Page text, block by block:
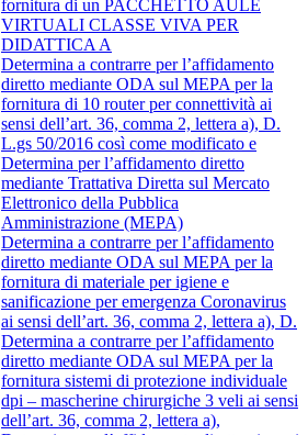
fornitura di un PACCHETTO AULE
VIRTUALI CLASSE VIVA PER
DIDATTICA A
Determina a contrarre per l’affidamento
diretto mediante ODA sul MEPA per la
fornitura di 10 router per connettività ai
sensi dell’art. 36, comma 2, lettera a), D.
L.gs 50/2016 così come modificato e
Determina per l’affidamento diretto
mediante Trattativa Diretta sul Mercato
Elettronico della Pubblica
Amministrazione (MEPA)
Determina a contrarre per l’affidamento
diretto mediante ODA sul MEPA per la
fornitura di materiale per igiene e
sanificazione per emergenza Coronavirus
ai sensi dell’art. 36, comma 2, lettera a), D.
Determina a contrarre per l’affidamento
diretto mediante ODA sul MEPA per la
fornitura sistemi di protezione individuale
dpi – mascherine chirurgiche 3 veli ai sensi
dell’art. 36, comma 2, lettera a),